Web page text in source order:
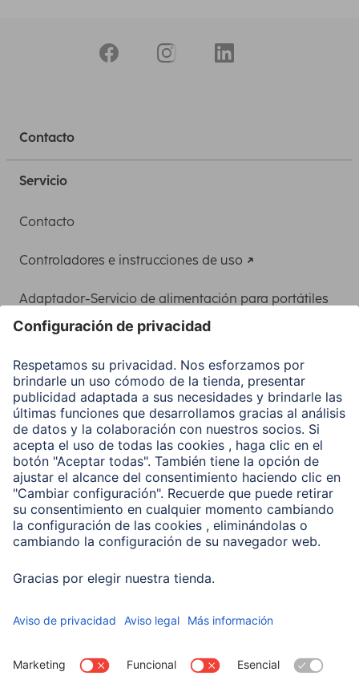
Contacto
Servicio
Contacto
Controladores e instrucciones de uso
Adaptador-Servicio de alimentación para portátiles
Clientes online
Conviértete en distribuidor
Compañía
Historia de la empresa
Hama en todo el Mundo
Sostenibilidad
Business-Portal